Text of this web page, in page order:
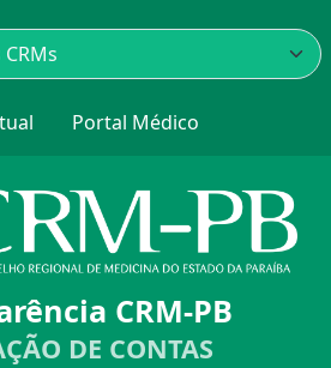
Portal Médico
CRM-PB
DE CONTAS